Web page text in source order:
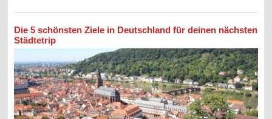
Die 5 schönsten Ziele in Deutschland für deinen nächsten
Städtetrip